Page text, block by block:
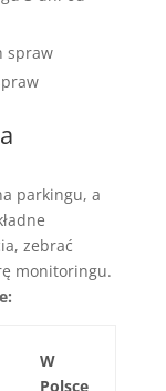
spraw
parkingu, a
zebrać
monitoringu.
W
Polsce